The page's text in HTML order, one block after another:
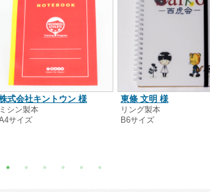
式会社キントウン 様
ミシン製本
サイズ
東條 文明 様
リング製本
B6サイズ